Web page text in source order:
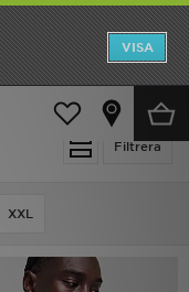
VISA
Filtrera
XXL